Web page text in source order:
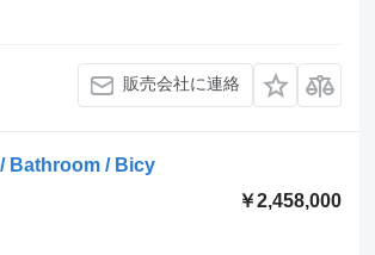
販売会社に連絡
Bathroom / Bicy
￥2,458,000